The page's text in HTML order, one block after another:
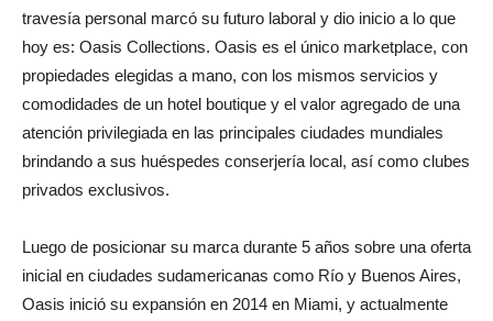
travesía personal marcó su futuro laboral y dio inicio a lo que
hoy es: Oasis Collections. Oasis es el único marketplace, con
propiedades elegidas a mano, con los mismos servicios y
comodidades de un hotel boutique y el valor agregado de una
atención privilegiada en las principales ciudades mundiales
brindando a sus huéspedes conserjería local, así como clubes
privados exclusivos.
Luego de posicionar su marca durante 5 años sobre una oferta
inicial en ciudades sudamericanas como Río y Buenos Aires,
Oasis inició su expansión en 2014 en Miami, y actualmente